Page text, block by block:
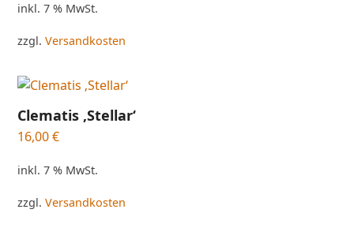
inkl. 7 % MwSt.
zzgl.Versandkosten
Clematis ‚Stellar‘
16,00€
inkl. 7 % MwSt.
zzgl.Versandkosten